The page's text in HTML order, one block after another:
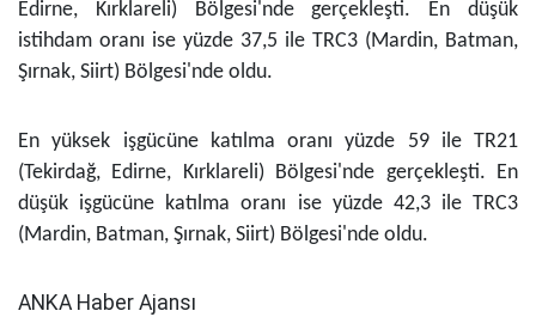
Edirne, Kırklareli) Bölgesi'nde gerçekleşti. En düşük
istihdam oranı ise yüzde 37,5 ile TRC3 (Mardin, Batman,
Şırnak, Siirt) Bölgesi'nde oldu.
En yüksek işgücüne katılma oranı yüzde 59 ile TR21
(Tekirdağ, Edirne, Kırklareli) Bölgesi'nde gerçekleşti. En
düşük işgücüne katılma oranı ise yüzde 42,3 ile TRC3
(Mardin, Batman, Şırnak, Siirt) Bölgesi'nde oldu.
ANKA Haber Ajansı